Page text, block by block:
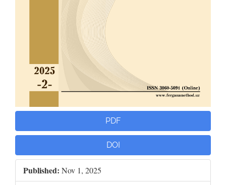
PDF
DOI
Published: Nov 1, 2025